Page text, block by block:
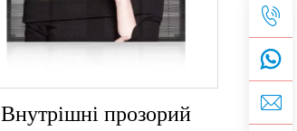
Внутрішні прозорий